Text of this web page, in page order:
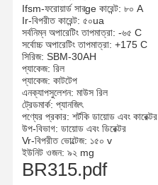
Ifsm-ফরোয়ার্ড সার্ge কারেন্ট: ৮০ A
Ir-বিপরীত কারেন্ট: ৫০ua
সর্বনিম্ন অপারেটিং তাপমাত্রা: -৬৫ C
সর্বোচ্চ অপারেটিং তাপমাত্রা: +175 C
সিরিজ: SBM-30AH
প্যাকেজ: রিল
প্যাকেজ: কাটটেপ
এনক্যাপসুলেশন: মাউস রিল
ট্রেডমার্ক: প্যানজিৎ
পণ্যের প্রকার: শর্টকি ডায়োড এবং কারেক্টর
উপ-বিভাগ: ডায়োড এবং ডিরেক্টর
Vr-বিপরীত ভোল্টেজ: ১৫০ v
ইউনিট ওজন: ৯২ mg
BR315.pdf